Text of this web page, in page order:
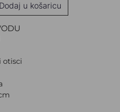
Dodaj u košaricu
otisci